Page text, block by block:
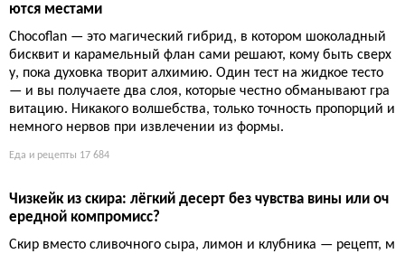
ются местами
Chocoflan — это магический гибрид, в котором шоколадный
бисквит и карамельный флан сами решают, кому быть сверх
у, пока духовка творит алхимию. Один тест на жидкое тесто
— и вы получаете два слоя, которые честно обманывают гра
витацию. Никакого волшебства, только точность пропорций и
немного нервов при извлечении из формы.
Еда и рецепты 17 684
Чизкейк из скира: лёгкий десерт без чувства вины или оч
ередной компромисс?
Скир вместо сливочного сыра, лимон и клубника — рецепт, м